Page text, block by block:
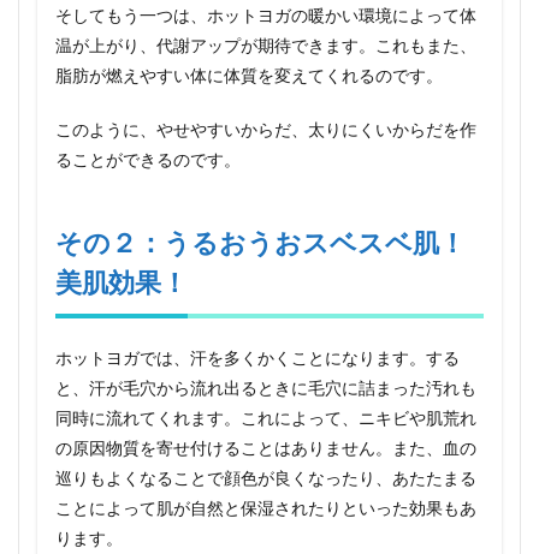
３：
ホッ
トヨ
ガで
み解
消！
４：
肩こ
り、
も！
その
５：
とに
気持
ちい
そしてもう一つは、ホットヨガの暖かい環境によって体
温が上がり、代謝アップが期待できます。これもまた、
脂肪が燃えやすい体に体質を変えてくれるのです。
このように、やせやすいからだ、太りにくいからだを作
ることができるのです。
その２：うるおうおスベスベ肌！
美肌効果！
ホットヨガでは、汗を多くかくことになります。する
と、汗が毛穴から流れ出るときに毛穴に詰まった汚れも
同時に流れてくれます。これによって、ニキビや肌荒れ
の原因物質を寄せ付けることはありません。また、血の
巡りもよくなることで顔色が良くなったり、あたたまる
ことによって肌が自然と保湿されたりといった効果もあ
ります。